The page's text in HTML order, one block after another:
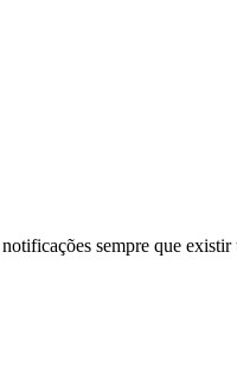
sempre que